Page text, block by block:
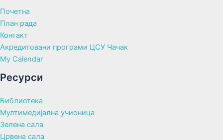
Почетна
План рада
Контакт
Акредитовани програми ЦСУ Чачак
My Calendar
Ресурси
Библиотека
Мултимедијална учионица
Зелена сала
Црвена сала